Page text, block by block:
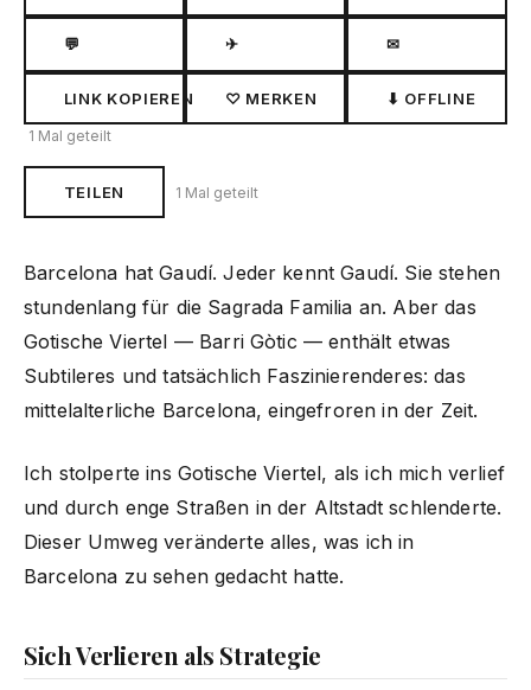
💬 ✈ ✉
LINK KOPIEREN ♡ MERKEN ⬇ OFFLINE
1 Mal geteilt
TEILEN 1 Mal geteilt
Barcelona hat Gaudí. Jeder kennt Gaudí. Sie stehen
stundenlang für die Sagrada Familia an. Aber das
Gotische Viertel — Barri Gòtic — enthält etwas
Subtileres und tatsächlich Faszinierenderes: das
mittelalterliche Barcelona, eingefroren in der Zeit.
Ich stolperte ins Gotische Viertel, als ich mich verlief
und durch enge Straßen in der Altstadt schlenderte.
Dieser Umweg veränderte alles, was ich in
Barcelona zu sehen gedacht hatte.
Sich Verlieren als Strategie